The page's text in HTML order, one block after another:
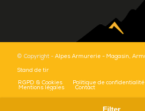
© Copyright - Alpes Armurerie - Magasin,
Stand de tir
RGPD & Cookies
Politique de confidentialité
Mentions légales
Contact
Filter